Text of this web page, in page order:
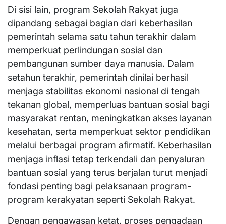
Di sisi lain, program Sekolah Rakyat juga
dipandang sebagai bagian dari keberhasilan
pemerintah selama satu tahun terakhir dalam
memperkuat perlindungan sosial dan
pembangunan sumber daya manusia. Dalam
setahun terakhir, pemerintah dinilai berhasil
menjaga stabilitas ekonomi nasional di tengah
tekanan global, memperluas bantuan sosial bagi
masyarakat rentan, meningkatkan akses layanan
kesehatan, serta memperkuat sektor pendidikan
melalui berbagai program afirmatif. Keberhasilan
menjaga inflasi tetap terkendali dan penyaluran
bantuan sosial yang terus berjalan turut menjadi
fondasi penting bagi pelaksanaan program-
program kerakyatan seperti Sekolah Rakyat.
Dengan pengawasan ketat, proses pengadaan